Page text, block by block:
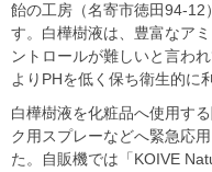
飴の工房（名寄市徳田94-12
す。白樺樹液は、豊富なア
ントロールが難しいと言わ
よりPHを低く保ち衛生的に
白樺樹液を化粧品へ使用す
ク用スプレーなどへ緊急応
た。自販機では「KOIVE